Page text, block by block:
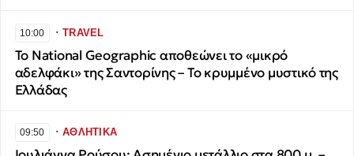
10:00 ∙TRAVEL
Το National Geographic αποθεώνει το «μικρό
αδελφάκι» της Σαντορίνης – Το κρυμμένο μυστικό της
Ελλάδας
09:50 ∙ΑΘΛΗΤΙΚΑ